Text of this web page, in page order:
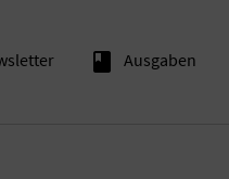
book Ausgaben